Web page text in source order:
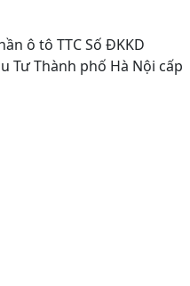
ô tô TTC Số ĐKKD
Tư Thành phố Hà Nội cấp